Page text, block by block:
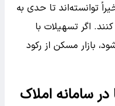
توانسته‌اند تا حدی به
اگر تسهیلات با
بازار مسکن از رکود
در سامانه املاک